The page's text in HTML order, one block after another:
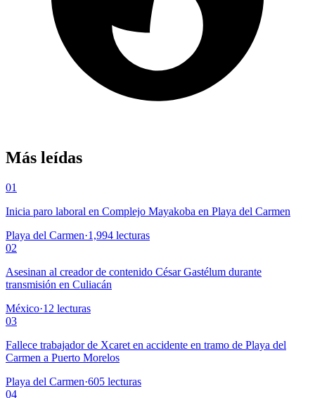
Más leídas
01
Inicia paro laboral en Complejo Mayakoba en Playa del Carmen
Playa del Carmen·1,994 lecturas
02
Asesinan al creador de contenido César Gastélum durante
transmisión en Culiacán
México·12 lecturas
03
Fallece trabajador de Xcaret en accidente en tramo de Playa del
Carmen a Puerto Morelos
Playa del Carmen·605 lecturas
04